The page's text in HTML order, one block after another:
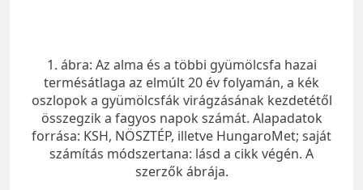
1. ábra: Az alma és a többi gyümölcsfa hazai
termésátlaga az elmúlt 20 év folyamán, a kék
oszlopok a gyümölcsfák virágzásának kezdetétől
összegzik a fagyos napok számát. Alapadatok
forrása: KSH, NÖSZTÉP, illetve HungaroMet; saját
számítás módszertana: lásd a cikk végén. A
szerzők ábrája.